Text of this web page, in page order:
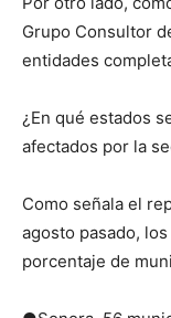
Grupo Consultor
entidades
¿En qué estados
afectados por la
Como señala el
agosto pasado,
porcentaje de